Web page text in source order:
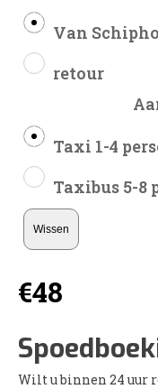
Van
retour
Taxi 1-4
Taxibus 5-8
Wissen
€48
Wilt u binnen 24 uur